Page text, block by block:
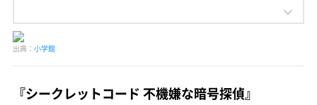
出典： 小学館
『シークレットコード 不機嫌な暗号探偵』